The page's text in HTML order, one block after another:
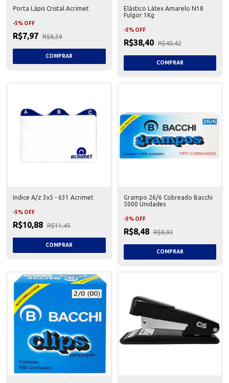
Porta Lápis Cristal Acrimet
-5% OFF
R$7,97 R$8,39
Elástico Látex Amarelo N18
Fulgor 1Kg
-5% OFF
R$38,40 R$40,42
índice A/z 3x5 - 631 Acrimet
-5% OFF
R$10,88 R$11,45
Grampo 26/6 Cobreado Bacchi
5000 Unidades
-5% OFF
R$8,48 R$8,93